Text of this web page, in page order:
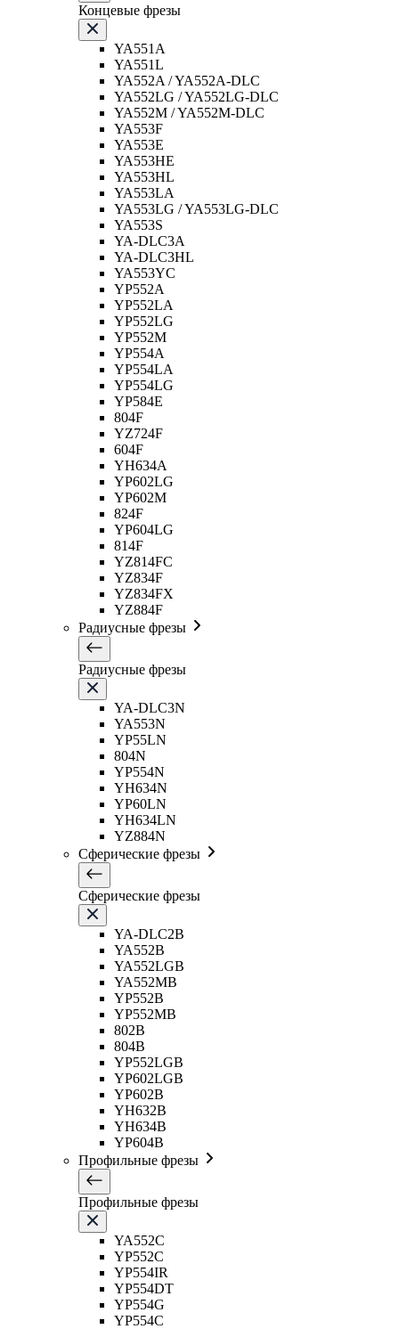
Концевые фрезы
YA551A
YA551L
YA552A / YA552A-DLC
YA552LG / YA552LG-DLC
YA552M / YA552M-DLC
YA553F
YA553E
YA553HE
YA553HL
YA553LA
YA553LG / YA553LG-DLC
YA553S
YA-DLC3A
YA-DLC3HL
YA553YC
YP552A
YP552LA
YP552LG
YP552M
YP554A
YP554LA
YP554LG
YP584E
804F
YZ724F
604F
YH634A
YP602LG
YP602M
824F
YP604LG
814F
YZ814FC
YZ834F
YZ834FX
YZ884F
Радиусные фрезы
Радиусные фрезы
YA-DLC3N
YA553N
YP55LN
804N
YP554N
YH634N
YP60LN
YH634LN
YZ884N
Сферические фрезы
Сферические фрезы
YA-DLC2B
YA552B
YA552LGB
YA552MB
YP552B
YP552MB
802B
804B
YP552LGB
YP602LGB
YP602B
YH632B
YH634B
YP604B
Профильные фрезы
Профильные фрезы
YA552C
YP552C
YP554IR
YP554DT
YP554G
YP554C